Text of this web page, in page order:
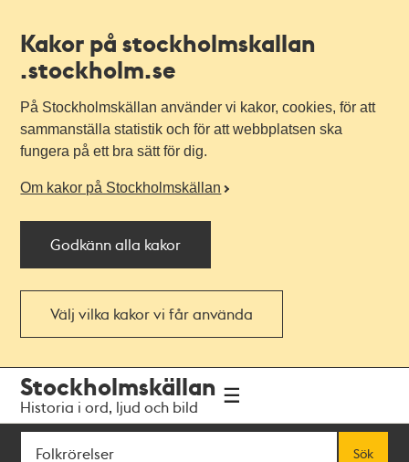
Kakor på stockholmskallan
.stockholm.se
På Stockholmskällan använder vi kakor, cookies, för att
sammanställa statistik och för att webbplatsen ska
fungera på ett bra sätt för dig.
Om kakor på Stockholmskällan
Godkänn alla kakor
Välj vilka kakor vi får använda
navigationen
huvudinnehållet
Stockholmskällan
Historia i ord, ljud och bild
Sök
Sök